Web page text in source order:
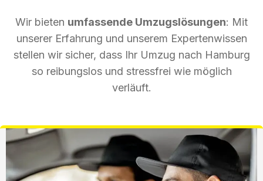
Wir bieten umfassende Umzugslösungen: Mit
unserer Erfahrung und unserem Expertenwissen
stellen wir sicher, dass Ihr Umzug nach Hamburg
so reibungslos und stressfrei wie möglich
verläuft.